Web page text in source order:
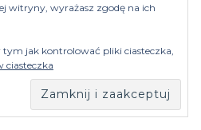
witryny, wyrażasz zgodę na ich
tym jak kontrolować pliki ciasteczka,
ciasteczka